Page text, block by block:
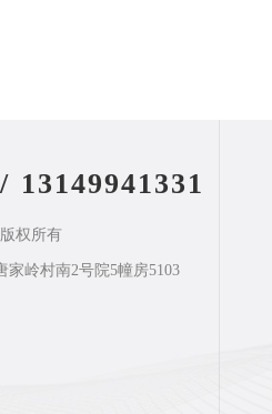
/ 13149941331
版权所有
岭村南2号院5幢房5103